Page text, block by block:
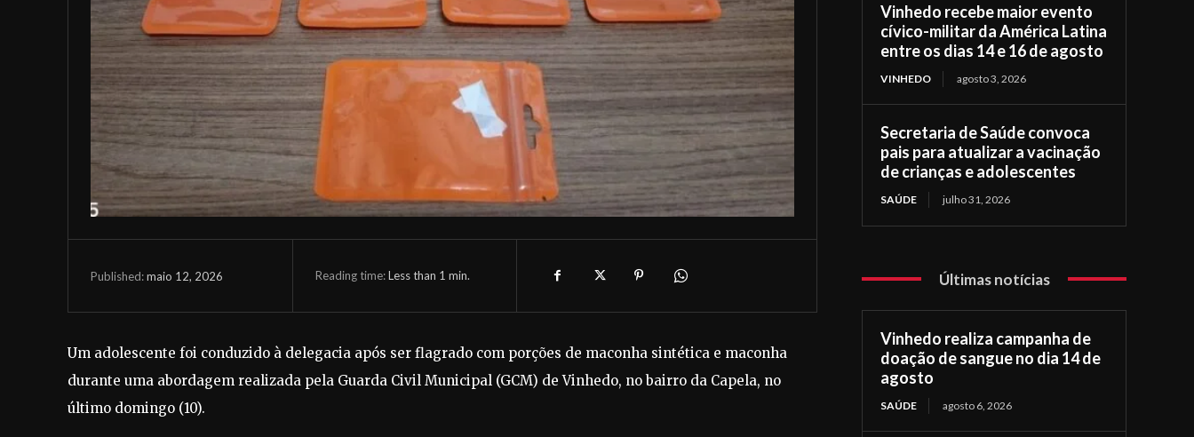
Published:maio 12, 2026 Reading time:Less than 1 min.
Um adolescente foi conduzido à delegacia após ser flagrado com porções de maconha sintética e maconha
durante uma abordagem realizada pela Guarda Civil Municipal (GCM) de Vinhedo, no bairro da Capela, no
último domingo (10).
Vinhedo recebe maior evento
cívico-militar da América Latina
entre os dias 14 e 16 de agosto
VINHEDO agosto 3, 2026
Secretaria de Saúde convoca
pais para atualizar a vacinação
de crianças e adolescentes
SAÚDE julho 31, 2026
Últimas notícias
Vinhedo realiza campanha de
doação de sangue no dia 14 de
agosto
SAÚDE agosto 6, 2026